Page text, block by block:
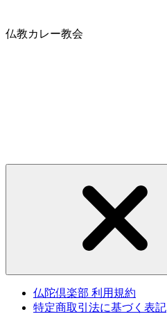
仏教カレー教会
仏陀倶楽部 利用規約
特定商取引法に基づく表記